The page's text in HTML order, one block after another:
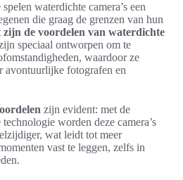
waterdichte camera’s een
die graag de grenzen van hun
zijn de voordelen van waterdichte
speciaal ontworpen om te
waardoor ze
avontuurlijke fotografen en
zijn evident: met de
worden deze camera’s
wat leidt tot meer
vast te leggen, zelfs in